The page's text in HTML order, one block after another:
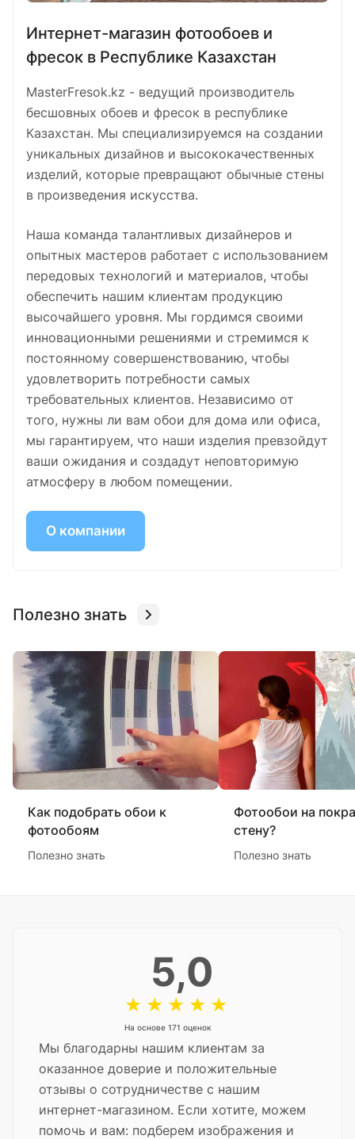
Интернет-магазин фотообоев и
фресок в Республике Казахстан
MasterFresok.kz - ведущий производитель
бесшовных обоев и фресок в республике
Казахстан. Мы специализируемся на создании
уникальных дизайнов и высококачественных
изделий, которые превращают обычные стены
в произведения искусства.
Наша команда талантливых дизайнеров и
опытных мастеров работает с использованием
передовых технологий и материалов, чтобы
обеспечить нашим клиентам продукцию
высочайшего уровня. Мы гордимся своими
инновационными решениями и стремимся к
постоянному совершенствованию, чтобы
удовлетворить потребности самых
требовательных клиентов. Независимо от
того, нужны ли вам обои для дома или офиса,
мы гарантируем, что наши изделия превзойдут
ваши ожидания и создадут неповторимую
атмосферу в любом помещении.
О компании
Полезно знать
Как подобрать обои к
фотообоям
Полезно знать
Фотообои на
стену?
Полезно знать
5,0
На основе 171 оценок
Мы благодарны нашим клиентам за
оказанное доверие и положительные
отзывы о сотрудничестве с нашим
интернет-магазином. Если хотите, можем
помочь и вам: подберем изображения и